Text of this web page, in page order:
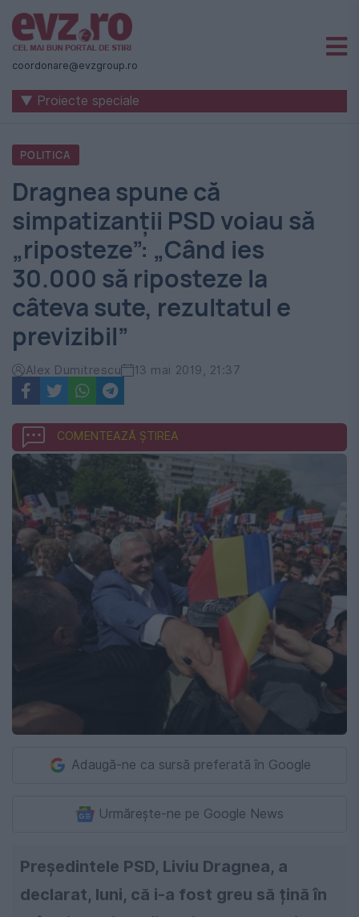
Știri
naționale
internaționale
România
-
Evenimentul
Zilei
coordonare@evzgroup.ro
▼ Proiecte speciale
POLITICA
Dragnea spune că
simpatizanții PSD voiau să
„riposteze”: „Când ies
30.000 să riposteze la
câteva sute, rezultatul e
previzibil”
Alex Dumitrescu 13 mai 2019, 21:37
COMENTEAZĂ ȘTIREA
Adaugă-ne ca sursă preferată în Google
Urmărește-ne pe Google News
Președintele PSD, Liviu Dragnea, a
declarat, luni, că i-a fost greu să țină în